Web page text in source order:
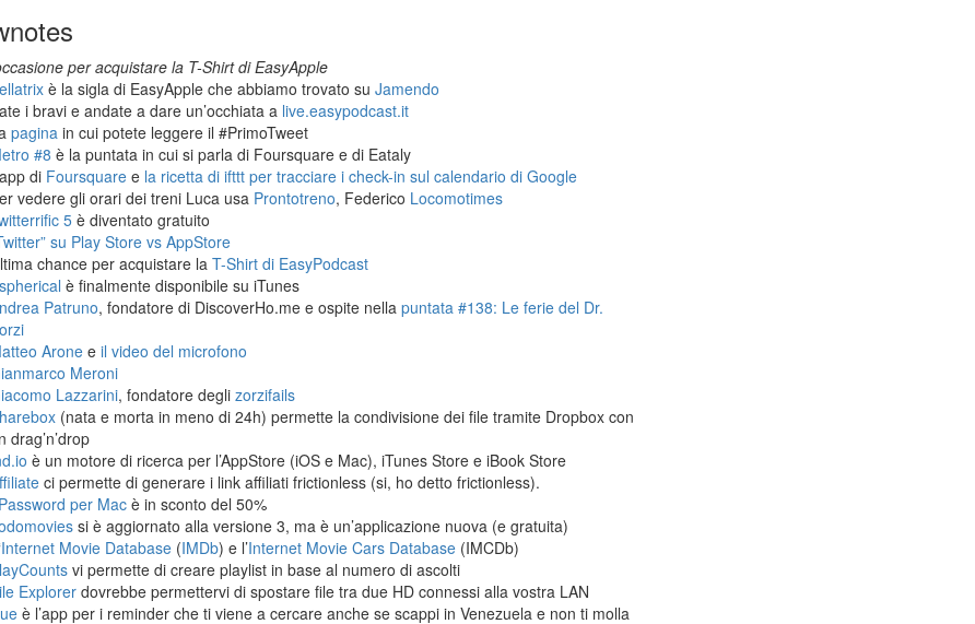
per acquistare la T-Shirt di EasyApple
è la sigla di EasyApple che abbiamo trovato su Jamendo
i bravi e andate a dare un’occhiata a live.easypodcast.it
pagina in cui potete leggere il #PrimoTweet
#8 è la puntata in cui si parla di Foursquare e di Eataly
di Foursquare e la ricetta di ifttt per tracciare i check-in sul calendario di Google
vedere gli orari dei treni Luca usa Prontotreno, Federico Locomotimes
5 è diventato gratuito
su Play Store vs AppStore
chance per acquistare la T-Shirt di EasyPodcast
è finalmente disponibile su iTunes
Patruno, fondatore di DiscoverHo.me e ospite nella puntata #138: Le ferie del Dr.
Aronee il video del microfono
Meroni
Lazzarini, fondatore degli zorzifails
(nata e morta in meno di 24h) permette la condivisione dei file tramite Dropbox con
drag’n’drop
è un motore di ricerca per l’AppStore (iOS e Mac), iTunes Store e iBook Store
ci permette di generare i link affiliati frictionless (si, ho detto frictionless).
per Macè in sconto del 50%
si è aggiornato alla versione 3, ma è un’applicazione nuova (e gratuita)
Internet Movie Database (IMDb) e l’Internet Movie Cars Database (IMCDb)
vi permette di creare playlist in base al numero di ascolti
Explorer dovrebbe permettervi di spostare file tra due HD connessi alla vostra LAN
è l’app per i reminder che ti viene a cercare anche se scappi in Venezuela e non ti molla